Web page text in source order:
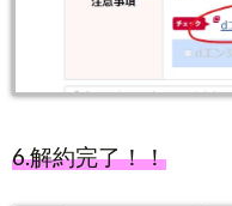
6.解約完了！！